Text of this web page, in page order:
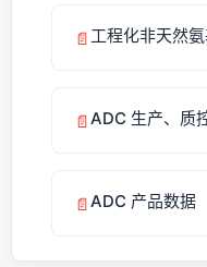
📄 工程化非天然
📄ADC 生产、质
📄ADC 产品数据